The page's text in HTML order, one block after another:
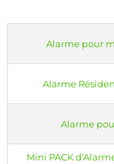
avec toutes les
autonomie de 12 à
Faites
Alarme pour
Alarme
Alarme
Mini PACK